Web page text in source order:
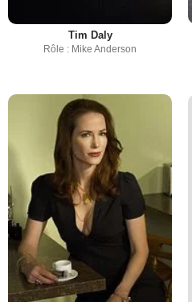
Tim Daly
Rôle : Mike Anderson